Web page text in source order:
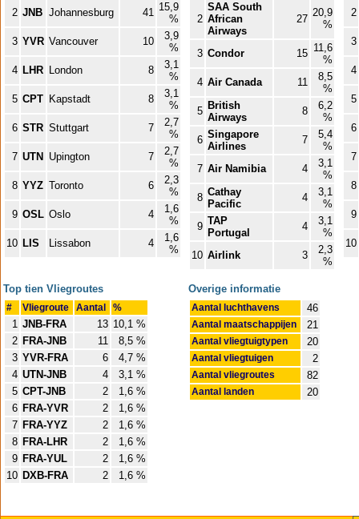
2 JNB Johannesburg 41 15,9
%
3 YVR Vancouver 10
3,9
%
4 LHR London 8
3,1
%
5 CPT Kapstadt 8
3,1
%
6 STR Stuttgart 7
2,7
%
7 UTN Upington 7
2,7
%
8 YYZ Toronto 6
2,3
%
9 OSL Oslo 4
1,6
%
10 LIS Lissabon 4
1,6
%
2
SAA South
African
Airways
27
20,9
%
3 Condor 15 11,6
%
4 Air Canada 11
8,5
%
5 British
Airways
8
6,2
%
6 Singapore
Airlines
7
5,4
%
7 Air Namibia 4
3,1
%
8 Cathay
Pacific
4
3,1
%
9 TAP
Portugal
4
3,1
%
10 Airlink 3
2,3
%
2
3
4
5
6
7
8
9
10
Top tien Vliegroutes
# Vliegroute Aantal %
1 JNB-FRA 13 10,1 %
2 FRA-JNB 11
8,5 %
3 YVR-FRA 6
4,7 %
4 UTN-JNB 4
3,1 %
5 CPT-JNB 2
1,6 %
6 FRA-YVR 2
1,6 %
7 FRA-YYZ 2
1,6 %
8 FRA-LHR 2
1,6 %
9 FRA-YUL 2
1,6 %
10 DXB-FRA 2 1,6 %
Overige informatie
Aantal luchthavens 46
Aantal maatschappijen 21
Aantal vliegtuigtypen 20
Aantal vliegtuigen 2
Aantal vliegroutes 82
Aantal landen 20